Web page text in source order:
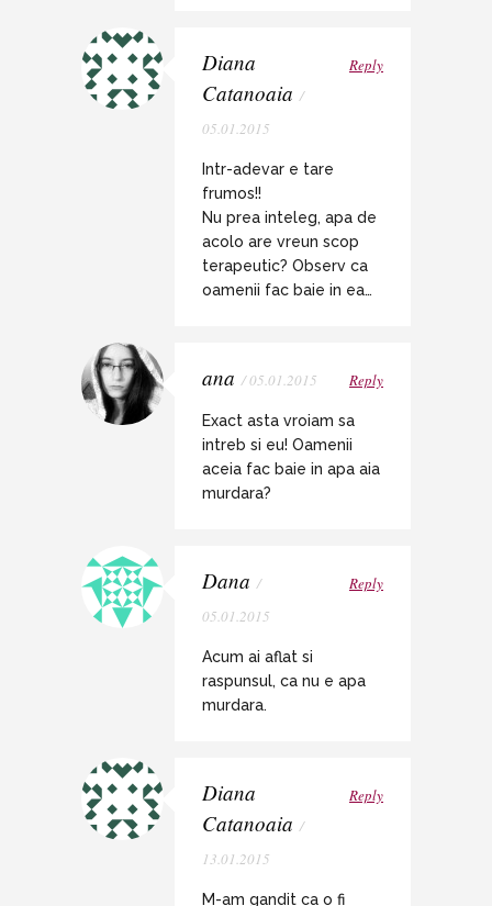
Diana
Catanoaia /
05.01.2015
Reply
Intr-adevar e tare
frumos!!
Nu prea inteleg, apa de
acolo are vreun scop
terapeutic? Observ ca
oamenii fac baie in ea…
ana / 05.01.2015 Reply
Exact asta vroiam sa
intreb si eu! Oamenii
aceia fac baie in apa aia
murdara?
Dana /
05.01.2015
Reply
Acum ai aflat si
raspunsul, ca nu e apa
murdara.
Diana
Catanoaia /
13.01.2015
Reply
M-am gandit ca o fi